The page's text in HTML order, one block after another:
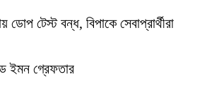
ডোপ টেস্ট বন্ধ, বিপাকে সেবাপ্রার্থীরা
ইমন গ্রেফতার